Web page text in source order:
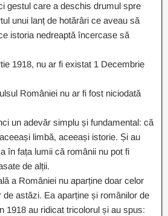
gestul care a deschis drumul spre
unui lanț de hotărâri ce aveau să
istoria nedreaptă încercase să
1918, nu ar fi existat 1 Decembrie
României nu ar fi fost niciodată
un adevăr simplu și fundamental: că
limbă, aceeași istorie. Și au
în fața lumii că românii nu pot fi
de alții.
a României nu aparține doar celor
de astăzi. Ea aparține și românilor de
1918 au ridicat tricolorul și au spus: